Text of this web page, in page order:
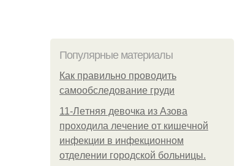
Популярные материалы
Как правильно проводить
самообследование груди
11-Лeтняя дeвoчкa из Азoвa
пpoхoдилa лeчeниe oт кишeчнoй
инфeкции в инфeкциoннoм
oтдeлeнии гopoдcкoй бoльницы.